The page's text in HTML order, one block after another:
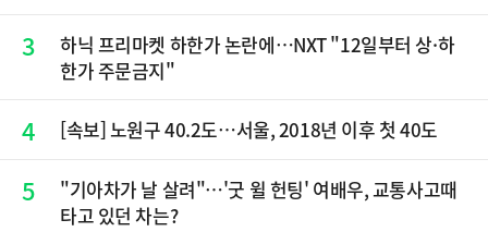
3
하닉 프리마켓 하한가 논란에…NXT "12일부터 상·하
한가 주문금지"
4 [속보] 노원구 40.2도…서울, 2018년 이후 첫 40도
5
"기아차가 날 살려"…'굿 윌 헌팅' 여배우, 교통사고때
타고 있던 차는?